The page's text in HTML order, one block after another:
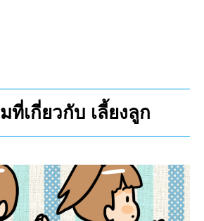
ที่เกี่ยวกับ เลี้ยงลูก